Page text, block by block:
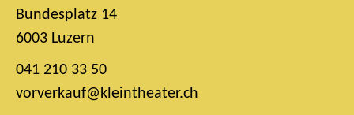
Bundesplatz 14
6003 Luzern
041 210 33 50
vorverkauf@kleintheater.ch